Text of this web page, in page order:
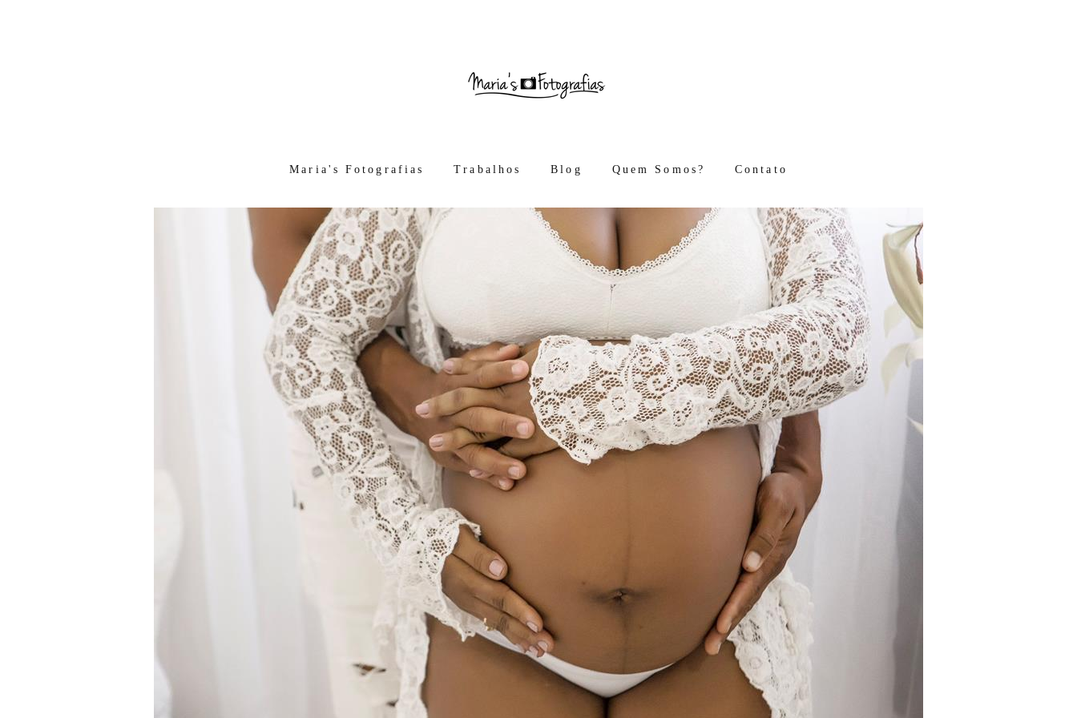
Maria's Fotografias Trabalhos Blog Quem Somos? Contato